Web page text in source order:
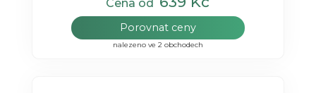
Cena od
Porovnat ceny
nalezeno ve 2 obchodech